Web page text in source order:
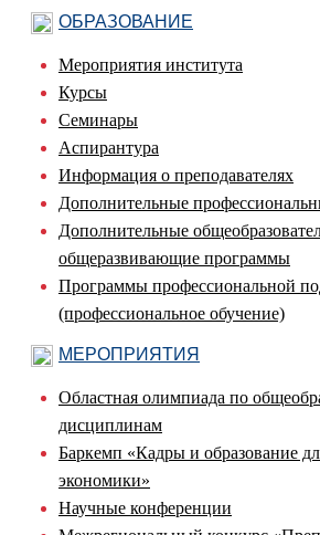
ОБРАЗОВАНИЕ
Мероприятия института
Курсы
Семинары
Аспирантура
Информация о преподавателях
Дополнительные
Дополнительные
общеразвивающие программы
Программы профессиональной
(профессиональное обучение)
МЕРОПРИЯТИЯ
Областная олимпиада по
дисциплинам
Баркемп «Кадры и образование
экономики»
Научные конференции